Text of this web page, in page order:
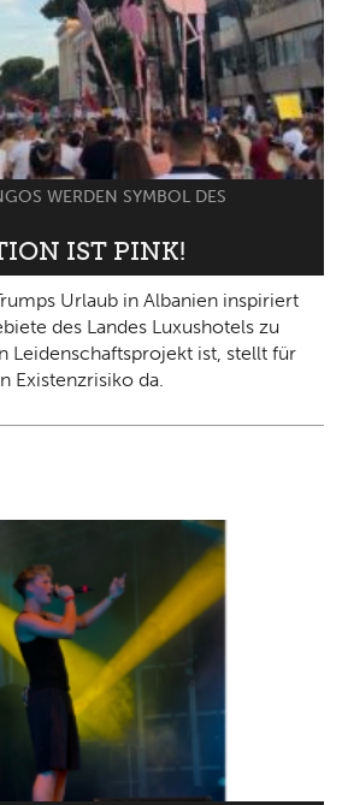
WERDEN SYMBOL DES
IST PINK!
Urlaub in Albanien inspiriert
des Landes Luxushotels zu
Leidenschaftsprojekt ist, stellt für
Existenzrisiko da.